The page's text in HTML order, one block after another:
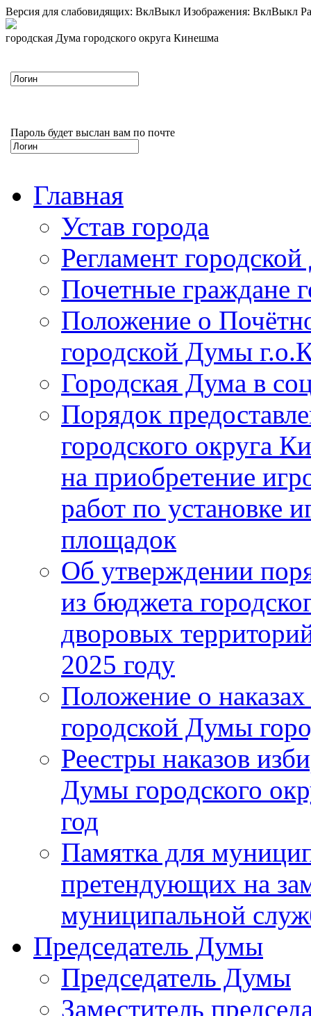
Версия для слабовидящих: ВклВыкл Изображения: ВклВыкл
городская Дума городского округа Кинешма
Пароль будет выслан вам по почте
Главная
Устав города
Регламент
Почетные граждане
Положение о
городской Думы
Городская Дума в
Порядок
городского округа
на приобретение
работ по установке
площадок
Об утверждении
из бюджета
дворовых
2025 году
Положение о
городской Думы
Реестры наказов
Думы городского
год
Памятка для
претендующих на
муниципальной
Председатель Думы
Председатель Думы
Заместитель